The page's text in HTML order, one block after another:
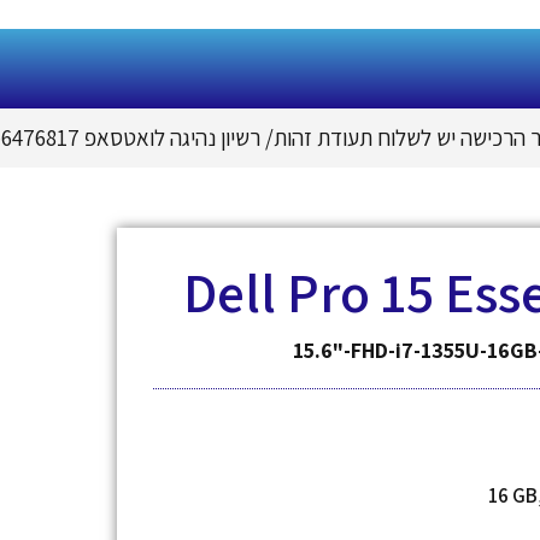
הרכישה יש לשלוח תעודת זהות/ רשיון נהיגה לואטסאפ 050-6476817
Dell Pro 15
15.6"-FHD-i7-1355U-
16